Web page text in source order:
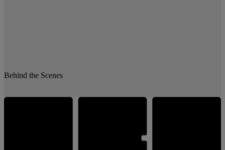
Behind the Scenes